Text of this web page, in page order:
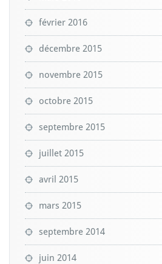
février 2016
décembre 2015
novembre 2015
octobre 2015
septembre 2015
juillet 2015
avril 2015
mars 2015
septembre 2014
juin 2014